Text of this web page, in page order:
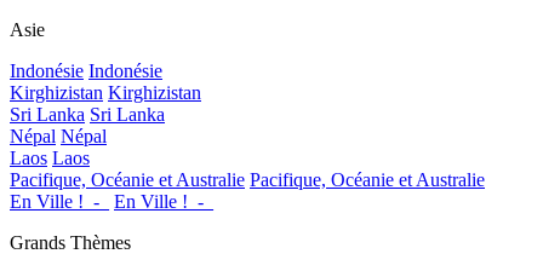
Asie
Indonésie Indonésie
Kirghizistan Kirghizistan
Sri Lanka Sri Lanka
Népal Népal
Laos Laos
Pacifique, Océanie et Australie Pacifique, Océanie et Australie
En Ville !_-_
En Ville !_-_
Grands Thèmes